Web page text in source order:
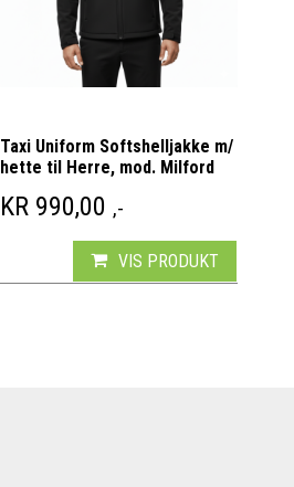
Taxi Uniform Softshelljakke m/
hette til Herre, mod. Milford
KR 990,00 ,-
VIS PRODUKT